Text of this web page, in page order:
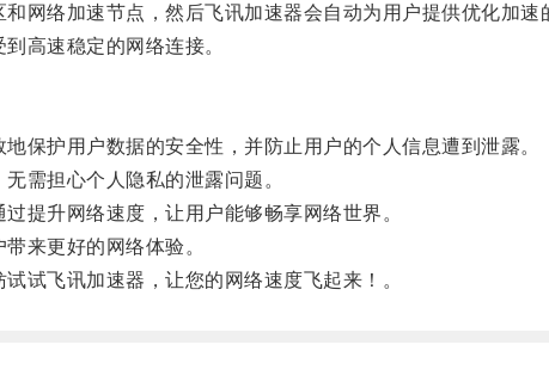
络加速节点，然后飞讯加速器会自动为用户提供优化加速
高速稳定的网络连接。
护用户数据的安全性，并防止用户的个人信息遭到泄露。
需担心个人隐私的泄露问题。
升网络速度，让用户能够畅享网络世界。
来更好的网络体验。
飞讯加速器，让您的网络速度飞起来！。